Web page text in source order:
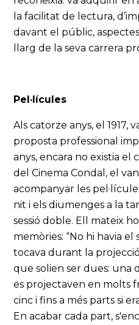
la facilitat de lectura,
davant el públic,
llarg de la seva carrera
Pel·lícules
Als catorze anys, el 1917,
proposta professional
anys, encara no existia el
del Cinema Condal, el
acompanyar les
nit i els diumenges a la
sessió doble. Ell mateix
memòries: “No hi havia el
tocava durant la
que solien ser dues: una
es projectaven en molts
cinc i fins a més parts si
En acabar cada part,